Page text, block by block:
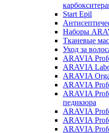
Start Epil
Наборы
Тканевые
Уход за
ARAVIA
ARAVIA
ARAVIA
ARAVIA
ARAVIA
педикюра
ARAVIA
ARAVIA
ARAVIA